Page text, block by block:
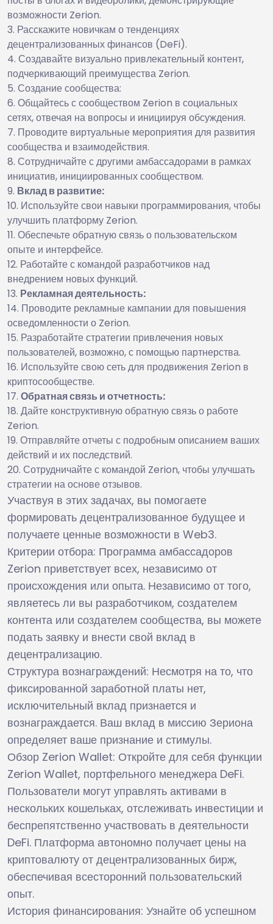
возможности Zerion.
Расскажите новичкам о тенденциях
децентрализованных финансов (DeFi).
Создавайте визуально привлекательный контент,
подчеркивающий преимущества Zerion.
Создание сообщества:
Общайтесь с сообществом Zerion в социальных
сетях, отвечая на вопросы и инициируя обсуждения.
Проводите виртуальные мероприятия для развития
сообщества и взаимодействия.
Сотрудничайте с другими амбассадорами в рамках
инициатив, инициированных сообществом.
Вклад в развитие:
Используйте свои навыки программирования, чтобы
улучшить платформу Zerion.
Обеспечьте обратную связь о пользовательском
опыте и интерфейсе.
Работайте с командой разработчиков над
внедрением новых функций.
Рекламная деятельность:
Проводите рекламные кампании для повышения
осведомленности о Zerion.
Разработайте стратегии привлечения новых
пользователей, возможно, с помощью партнерства.
Используйте свою сеть для продвижения Zerion в
криптосообществе.
Обратная связь и отчетность:
Дайте конструктивную обратную связь о работе
Zerion.
Отправляйте отчеты с подробным описанием ваших
действий и их последствий.
Сотрудничайте с командой Zerion, чтобы улучшать
стратегии на основе отзывов.
Участвуя в этих задачах, вы помогаете
формировать децентрализованное будущее и
получаете ценные возможности в Web3.
Критерии отбора: Программа амбассадоров
Zerion приветствует всех, независимо от
происхождения или опыта. Независимо от того,
являетесь ли вы разработчиком, создателем
контента или создателем сообщества, вы можете
подать заявку и внести свой вклад в
децентрализацию.
Структура вознаграждений: Несмотря на то, что
фиксированной заработной платы нет,
исключительный вклад признается и
вознаграждается. Ваш вклад в миссию Зериона
определяет ваше признание и стимулы.
Обзор Zerion Wallet: Откройте для себя функции
Zerion Wallet, портфельного менеджера DeFi.
Пользователи могут управлять активами в
нескольких кошельках, отслеживать инвестиции и
беспрепятственно участвовать в деятельности
DeFi. Платформа автономно получает цены на
криптовалюту от децентрализованных бирж,
обеспечивая всесторонний пользовательский
опыт.
История финансирования: Узнайте об успешном